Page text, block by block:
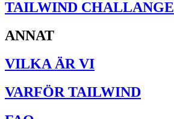
TAILWIND CHALLANGE
ANNAT
VILKA ÄR VI
VARFÖR TAILWIND